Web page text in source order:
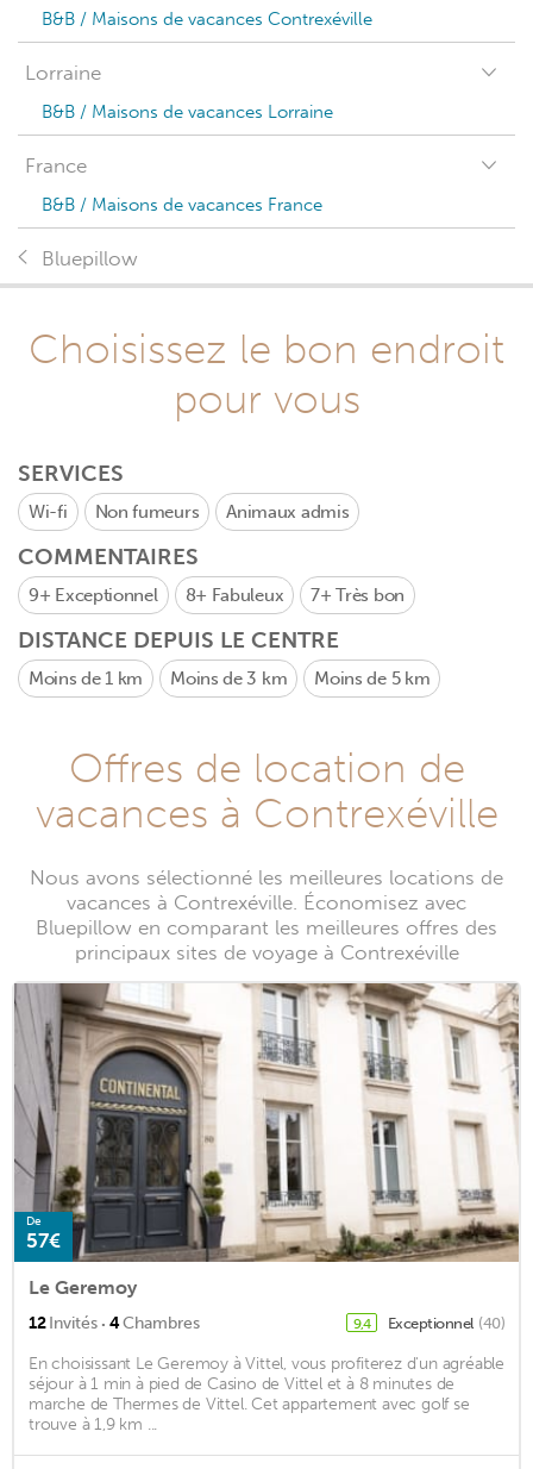
B&B / Maisons de vacances Contrexéville
Lorraine
B&B / Maisons de vacances Lorraine
France
B&B / Maisons de vacances France
Bluepillow
Choisissez le bon endroit
pour vous
SERVICES
Wi-fi Non fumeurs Animaux admis
COMMENTAIRES
9+ Exceptionnel 8+ Fabuleux 7+Très bon
DISTANCE DEPUIS LE CENTRE
Moins de 1 km Moins de 3 km Moins de 5 km
Offres de location de
vacances à Contrexéville
Nous avons sélectionné les meilleures locations de
vacances à Contrexéville. Économisez avec
Bluepillow en comparant les meilleures offres des
principaux sites de voyage à Contrexéville
De
57€
Le Geremoy
12Invités · 4Chambres 9,4 Exceptionnel (40)
En choisissant Le Geremoy à Vittel, vous profiterez d'un agréable
séjour à 1 min à pied de Casino de Vittel et à 8 minutes de
marche de Thermes de Vittel. Cet appartement avec golf se
trouve à 1,9 km ...